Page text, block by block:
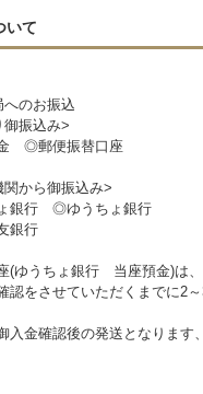
いて
のお振込
振込み>
◎郵便振替口座
から御振込み>
行 ◎ゆうちょ銀行
行
(ゆうちょ銀行 当座預金)は、
をさせていただくまでに2～
金確認後の発送となります